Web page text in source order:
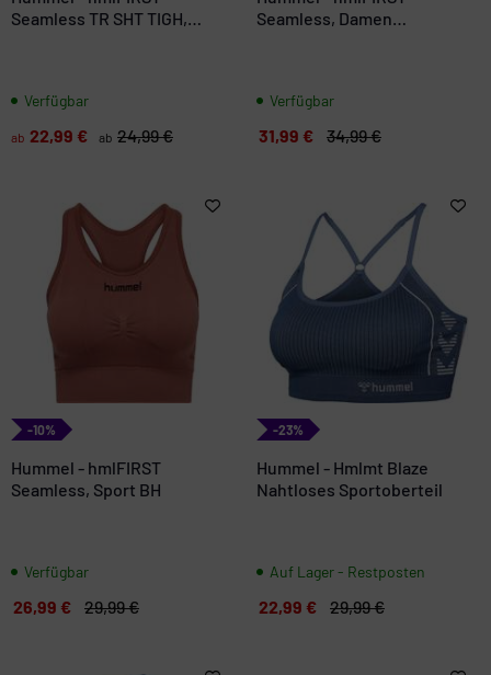
Seamless TR SHT TIGH,
Verfügbar
ab 22,99 € ab 24,99 €
Seamless, Damen
Verfügbar
31,99 € 34,99 €
-10%
Hummel - hmlFIRST
Seamless, Sport BH
Verfügbar
26,99 € 29,99 €
-23%
Hummel - Hmlmt Blaze
Nahtloses Sportoberteil
Auf Lager - Restposten
22,99 € 29,99 €